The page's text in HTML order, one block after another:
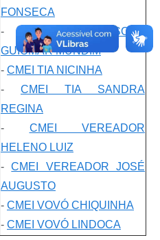
FONSECA
-
CMEI PROFESSORA
GUIOMAR MUNDIM
- CMEI TIA NICINHA
- CMEI TIA SANDRA
REGINA
- CMEI VEREADOR
HELENO LUIZ
-CMEI VEREADOR JOSÉ
AUGUSTO
- CMEI VOVÓ CHIQUINHA
- CMEI VOVÓ LINDOCA